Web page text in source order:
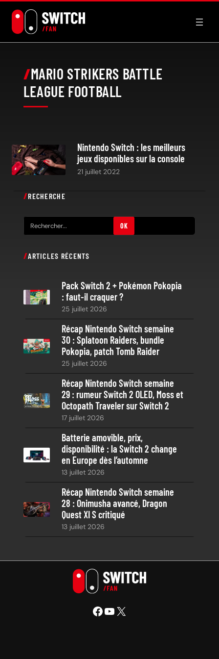
contenu
MARIO STRIKERS BATTLE
LEAGUE FOOTBALL
Nintendo Switch : les meilleurs
jeux disponibles sur la console
21 juillet 2022
RECHERCHE
e
h
OK
ARTICLES RÉCENTS
Pack Switch 2 + Pokémon Pokopia
: faut-il craquer ?
25 juillet 2026
Récap Nintendo Switch semaine
30 : Splatoon Raiders, bundle
Pokopia, patch Tomb Raider
25 juillet 2026
Récap Nintendo Switch semaine
29 : rumeur Switch 2 OLED, Moss et
Octopath Traveler sur Switch 2
17 juillet 2026
Batterie amovible, prix,
disponibilité : la Switch 2 change
en Europe dès l’automne
13 juillet 2026
Récap Nintendo Switch semaine
28 : Onimusha avancé, Dragon
Quest XI S critiqué
13 juillet 2026
Facebook YouTube X